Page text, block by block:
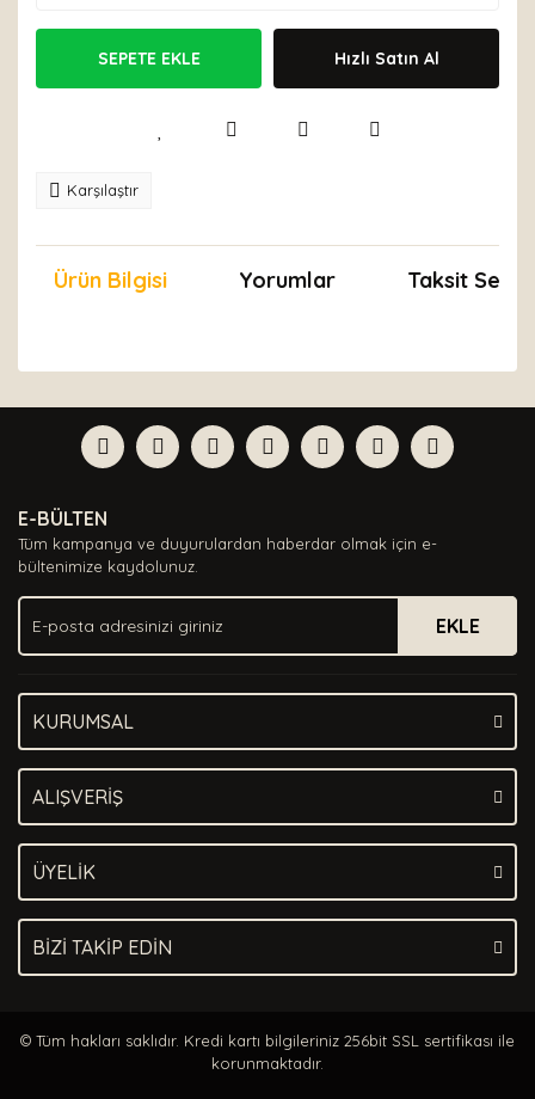
SEPETE EKLE Hızlı Satın Al
Karşılaştır
Ürün Bilgisi Yorumlar Taksit
Yorum Yaz
formunu kullanarak tarafımıza iletebilirsiniz.
Görüş ve önerileriniz için teşekkür ederiz.
Ürün açıklamasında eksik bilgiler bulunuyor.
Ürün bilgilerinde hatalar bulunuyor.
Ürün fiyatı diğer sitelerden daha pahalı.
Bu ürüne benzer farklı alternatifler olmalı.
E-BÜLTEN
Tüm kampanya ve duyurulardan haberdar olmak için e-
bültenimize kaydolunuz.
EKLE
KURUMSAL
ALIŞVERİŞ
ÜYELİK
BİZİ TAKİP EDİN
© Tüm hakları saklıdır. Kredi kartı bilgileriniz 256bit SSL sertifikası ile
korunmaktadır.